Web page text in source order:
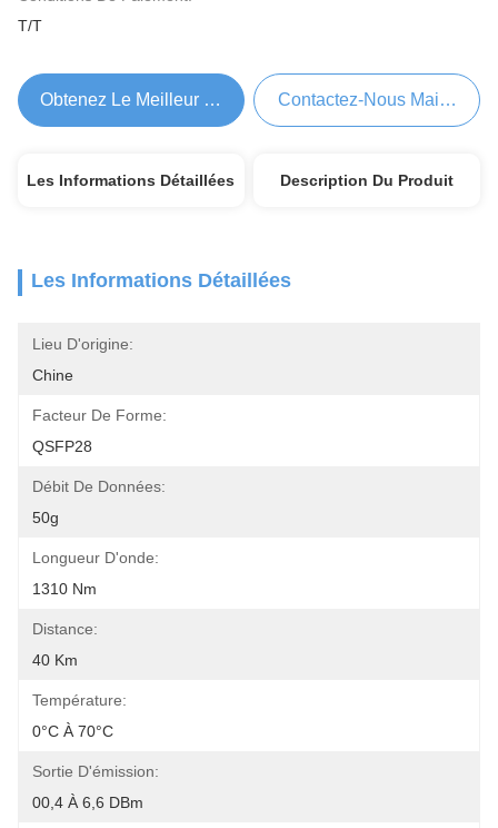
T/T
Obtenez Le Meilleur Prix Contactez-Nous Maintenant
Les Informations Détaillées Description Du Produit
Les Informations Détaillées
Lieu D'origine:
Chine
Facteur De Forme:
QSFP28
Débit De Données:
50g
Longueur D'onde:
1310 Nm
Distance:
40 Km
Température:
0°C À 70°C
Sortie D'émission:
00,4 À 6,6 DBm